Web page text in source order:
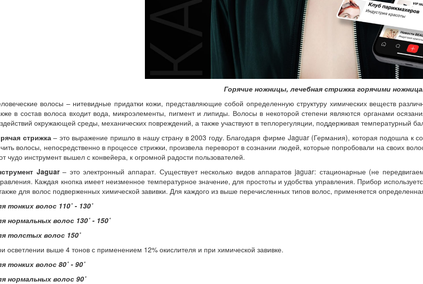
Горячие ножницы, лечебная стрижка горячими
волосы – нитевидные придатки кожи, представляющие собой определенную структуру химических веществ
в состав волоса входит вода, микроэлементы, пигмент и липиды. Волосы в некоторой степени являются органами
окружающей среды, механических повреждений, а также участвуют в теплорегуляции, поддерживая температурный
стрижка– это выражение пришло в нашу страну в 2003 году. Благодаря фирме Jaguar (Германия), которая подошла к
волосы, непосредственно в процессе стрижки, произвела переворот в сознании людей, которые попробовали на своих
чудо инструмент вышел с конвейера, к огромной радости пользователей.
Jaguar– это электронный аппарат. Существует несколько видов аппаратов jaguar: стационарные (не
Каждая кнопка имеет неизменное температурное значение, для простоты и удобства управления. Прибор
для волос подверженных химической завивки. Для каждого из выше перечисленных типов волос, применяется
тонких волос 110˚ - 130˚
нормальных волос 130˚ - 150˚
толстых волос 150˚
осветлении выше 4 тонов с применением 12% окислителя и при химической завивке.
тонких волос 80˚ - 90˚
нормальных волос 90˚